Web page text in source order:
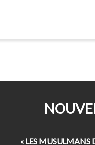
« LES MUSULMANS